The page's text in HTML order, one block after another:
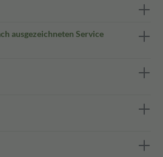
ausgezeichneten Service